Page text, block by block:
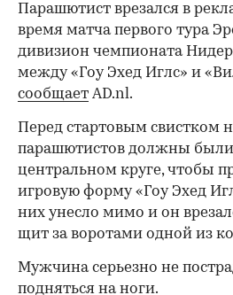
Парашютист врезался в
время матча первого тура
дивизион чемпионата
между «Гоу Эхед Иглс» и
сообщает AD.nl.
Перед стартовым свистком
парашютистов должны были
центральном круге, чтобы
игровую форму «Гоу Эхед
них унесло мимо и он
щит за воротами одной из
Мужчина серьезно не
подняться на ноги.